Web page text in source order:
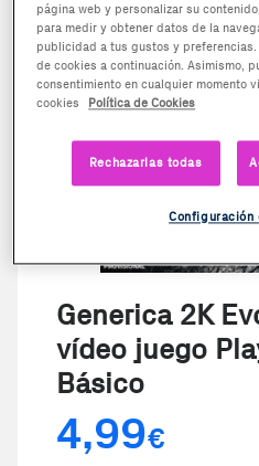
Generica 2K
vídeo juego
Básico
4,99€
página web y personalizar su
para medir y obtener datos de la
publicidad a tus gustos y
de cookies a continuación. Asimismo,
consentimiento en cualquier momento
cookies
Política de Cookies
Rechazarlas todas
Configuración